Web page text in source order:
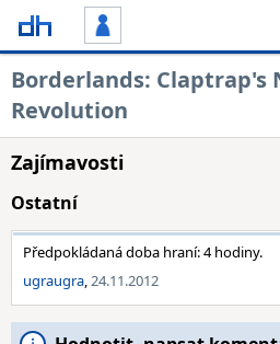
Borderlands: Claptrap's
Revolution
Zajímavosti
Ostatní
Předpokládaná doba hraní: 4 hodiny.
ugraugra,24.11.2012